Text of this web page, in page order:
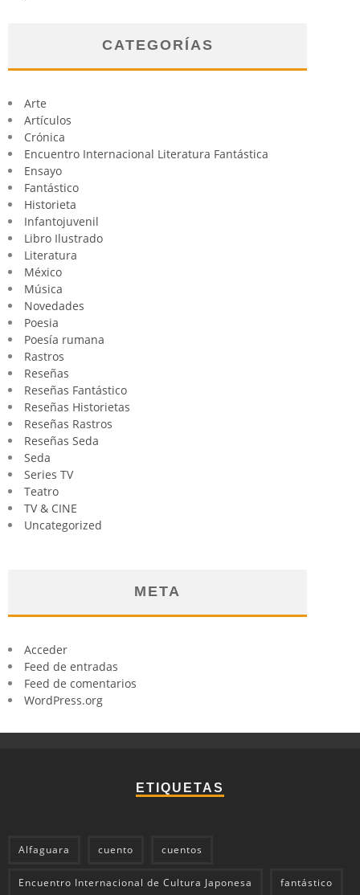
CATEGORÍAS
Arte
Artículos
Crónica
Encuentro Internacional Literatura Fantástica
Ensayo
Fantástico
Historieta
Infantojuvenil
Libro Ilustrado
Literatura
México
Música
Novedades
Poesia
Poesía rumana
Rastros
Reseñas
Reseñas Fantástico
Reseñas Historietas
Reseñas Rastros
Reseñas Seda
Seda
Series TV
Teatro
TV & CINE
Uncategorized
META
Acceder
Feed de entradas
Feed de comentarios
WordPress.org
ETIQUETAS
Alfaguara cuento cuentos
Encuentro Internacional de Cultura Japonesa fantástico